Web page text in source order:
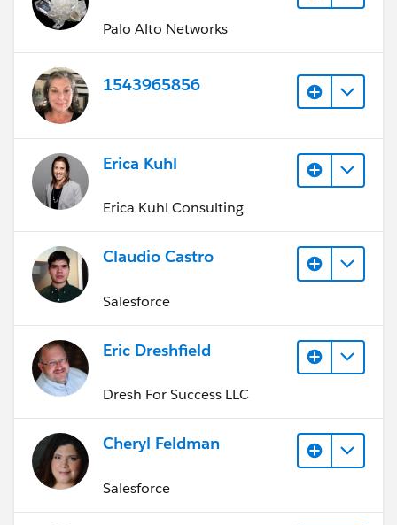
Palo Alto Networks
1543965856
Erica Kuhl
Erica Kuhl Consulting
Claudio Castro
Salesforce
Eric Dreshfield
Dresh For Success LLC
Cheryl Feldman
Salesforce